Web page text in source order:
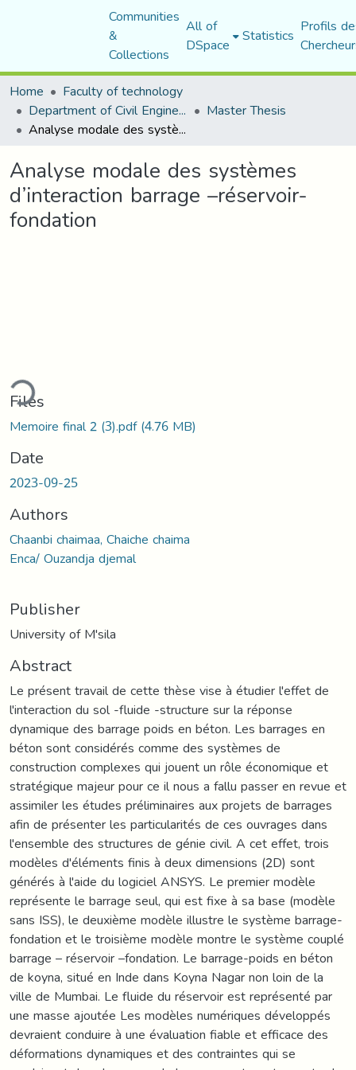
Communities
&
Collections
All of
DSpace Statistics Profils
Home
Faculty of technology
Department of Civil Engineering Master Thesis
Analyse modale des systèmes d’interaction barrage –réservoir-fondation
Analyse modale des systèmes
d’interaction barrage –réservoir-
fondation
Files
Memoire final 2 (3).pdf(4.76 MB)
Date
2023-09-25
Authors
Chaanbi chaimaa, Chaiche chaima
Enca/ Ouzandja djemal
Publisher
University of M'sila
Abstract
Le présent travail de cette thèse vise à étudier l'effet de
l'interaction du sol -fluide -structure sur la réponse
dynamique des barrage poids en béton. Les barrages en
béton sont considérés comme des systèmes de
construction complexes qui jouent un rôle économique et
stratégique majeur pour ce il nous a fallu passer en revue et
assimiler les études préliminaires aux projets de barrages
afin de présenter les particularités de ces ouvrages dans
l'ensemble des structures de génie civil. A cet effet, trois
modèles d'éléments finis à deux dimensions (2D) sont
générés à l'aide du logiciel ANSYS. Le premier modèle
représente le barrage seul, qui est fixe à sa base (modèle
sans ISS), le deuxième modèle illustre le système barrage-
fondation et le troisième modèle montre le système couplé
barrage – réservoir –fondation. Le barrage-poids en béton
de koyna, situé en Inde dans Koyna Nagar non loin de la
ville de Mumbai. Le fluide du réservoir est représenté par
une masse ajoutée Les modèles numériques développés
devraient conduire à une évaluation fiable et efficace des
déformations dynamiques et des contraintes qui se